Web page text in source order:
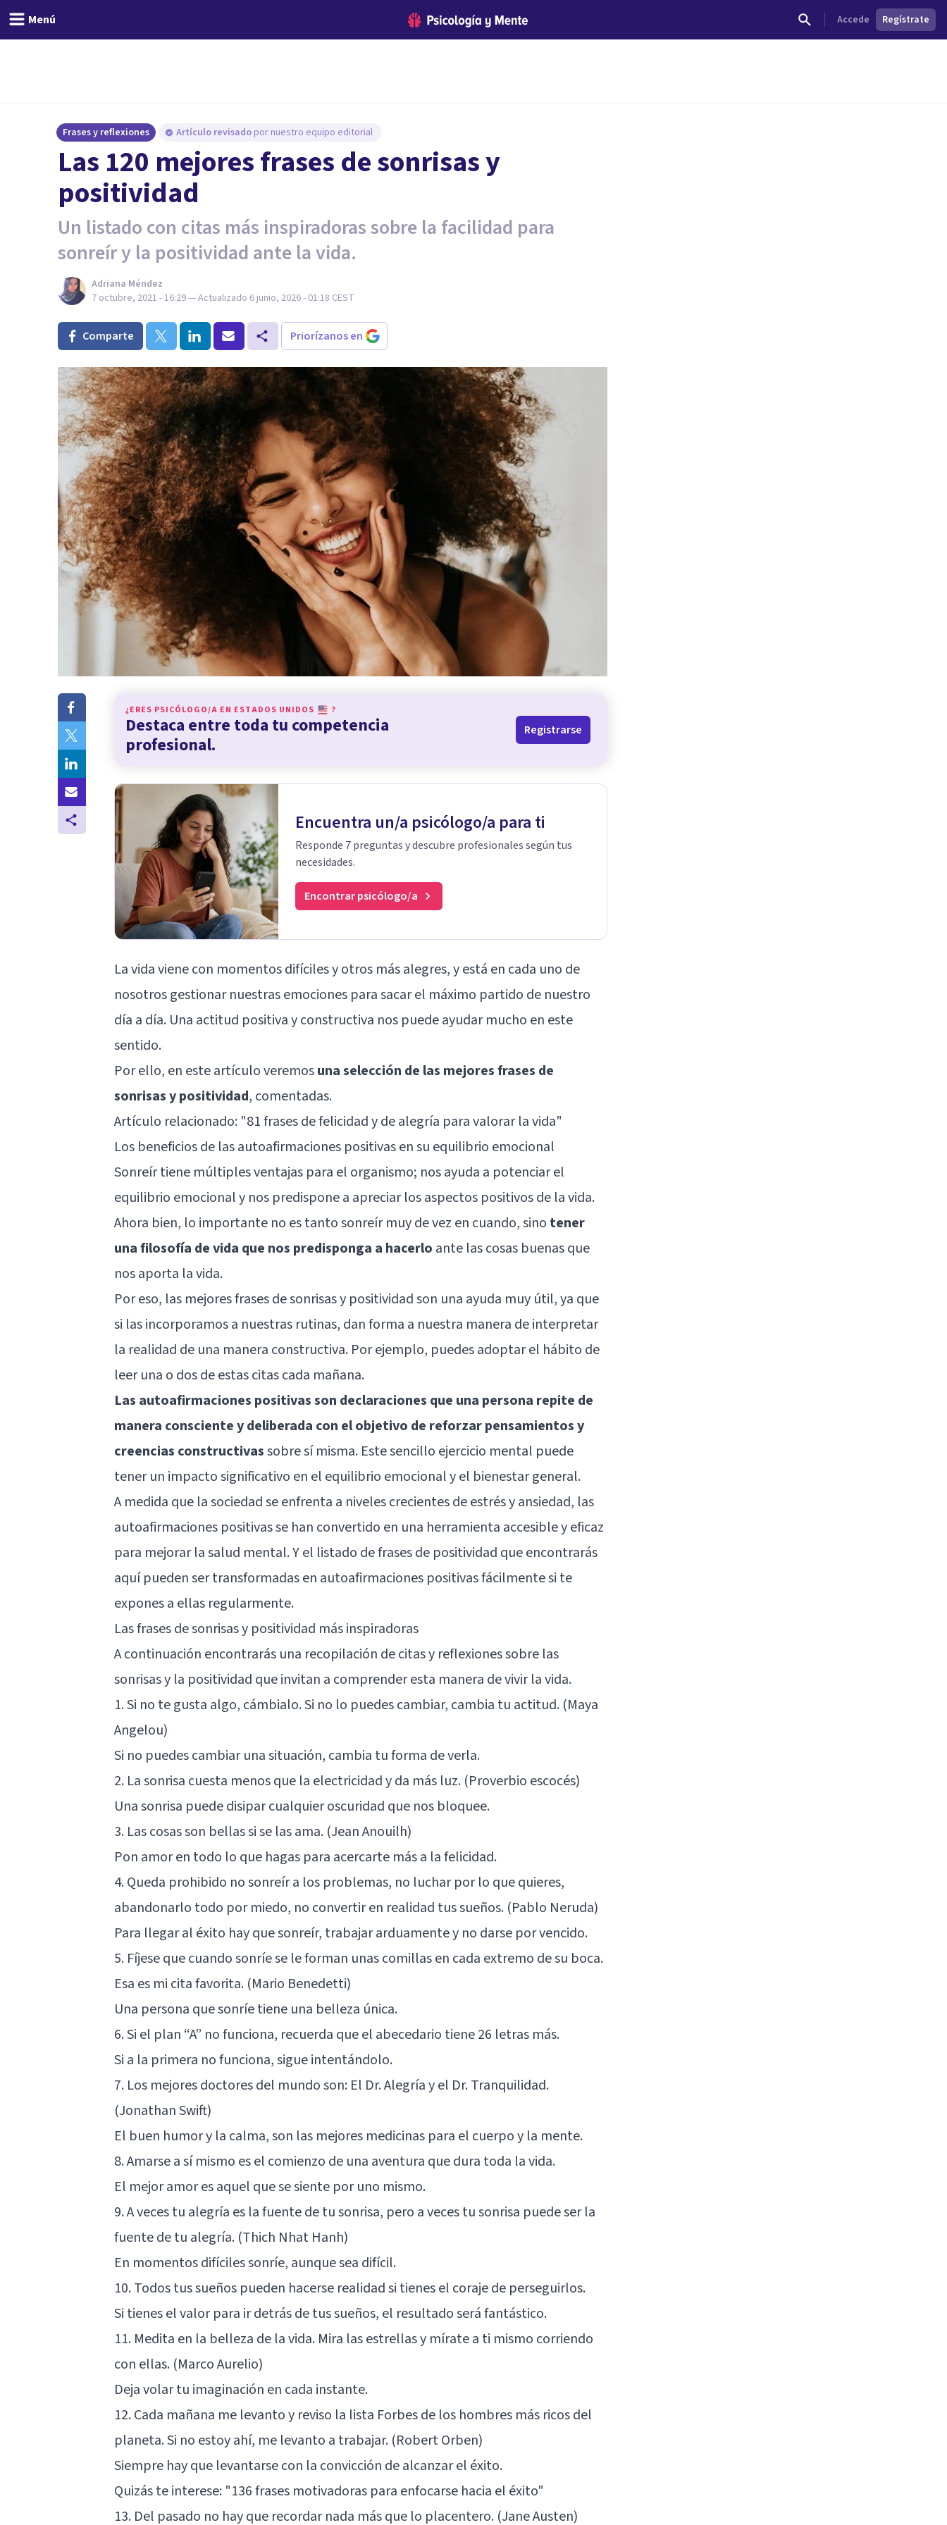
Menú Accede Regístrate
Frases y reflexiones Artículo revisado por nuestro equipo editorial
Las 120 mejores frases de sonrisas y
positividad
Un listado con citas más inspiradoras sobre la facilidad para
sonreír y la positividad ante la vida.
Adriana Méndez
7 octubre, 2021 - 16:29— Actualizado 6 junio, 2026 - 01:18 CEST
Comparte Priorízanos en
¿ERES PSICÓLOGO/A EN ESTADOS UNIDOS ?
Destaca entre toda tu competencia
profesional.
Registrarse
Encuentra un/a psicólogo/a para ti
Responde 7 preguntas y descubre profesionales según tus
necesidades.
Encontrar psicólogo/a
La vida viene con momentos difíciles y otros más alegres, y está en cada uno de
nosotros gestionar nuestras emociones para sacar el máximo partido de nuestro
día a día. Una actitud positiva y constructiva nos puede ayudar mucho en este
sentido.
Por ello, en este artículo veremosuna selección de las mejores frases de
sonrisas y positividad, comentadas.
Artículo relacionado: "81 frases de felicidad y de alegría para valorar la vida"
Los beneficios de las autoafirmaciones positivas en su equilibrio emocional
Sonreír tiene múltiples ventajas para el organismo; nos ayuda a potenciar el
equilibrio emocional y nos predispone a apreciar los aspectos positivos de la vida.
Ahora bien, lo importante no es tanto sonreír muy de vez en cuando, sino tener
una filosofía de vida que nos predisponga a hacerlo ante las cosas buenas que
nos aporta la vida.
Por eso, las mejores frases de sonrisas y positividad son una ayuda muy útil, ya que
si las incorporamos a nuestras rutinas, dan forma a nuestra manera de interpretar
la realidad de una manera constructiva. Por ejemplo, puedes adoptar el hábito de
leer una o dos de estas citas cada mañana.
Las autoafirmaciones positivas son declaraciones que una persona repite de
manera consciente y deliberada con el objetivo de reforzar pensamientos y
creencias constructivassobre sí misma. Este sencillo ejercicio mental puede
tener un impacto significativo en el equilibrio emocional y el bienestar general.
A medida que la sociedad se enfrenta a niveles crecientes de estrés y ansiedad, las
autoafirmaciones positivas se han convertido en una herramienta accesible y eficaz
para mejorar la salud mental. Y el listado de frases de positividad que encontrarás
aquí pueden ser transformadas en autoafirmaciones positivas fácilmente si te
expones a ellas regularmente.
Las frases de sonrisas y positividad más inspiradoras
A continuación encontrarás una recopilación de citas y reflexiones sobre las
sonrisas y la positividad que invitan a comprender esta manera de vivir la vida.
1. Si no te gusta algo, cámbialo. Si no lo puedes cambiar, cambia tu actitud. (Maya
Angelou)
Si no puedes cambiar una situación, cambia tu forma de verla.
2. La sonrisa cuesta menos que la electricidad y da más luz. (Proverbio escocés)
Una sonrisa puede disipar cualquier oscuridad que nos bloquee.
3. Las cosas son bellas si se las ama. (Jean Anouilh)
Pon amor en todo lo que hagas para acercarte más a la felicidad.
4. Queda prohibido no sonreír a los problemas, no luchar por lo que quieres,
abandonarlo todo por miedo, no convertir en realidad tus sueños. (Pablo Neruda)
Para llegar al éxito hay que sonreír, trabajar arduamente y no darse por vencido.
5. Fíjese que cuando sonríe se le forman unas comillas en cada extremo de su boca.
Esa es mi cita favorita. (Mario Benedetti)
Una persona que sonríe tiene una belleza única.
6. Si el plan “A” no funciona, recuerda que el abecedario tiene 26 letras más.
Si a la primera no funciona, sigue intentándolo.
7. Los mejores doctores del mundo son: El Dr. Alegría y el Dr. Tranquilidad.
(Jonathan Swift)
El buen humor y la calma, son las mejores medicinas para el cuerpo y la mente.
8. Amarse a sí mismo es el comienzo de una aventura que dura toda la vida.
El mejor amor es aquel que se siente por uno mismo.
9. A veces tu alegría es la fuente de tu sonrisa, pero a veces tu sonrisa puede ser la
fuente de tu alegría. (Thich Nhat Hanh)
En momentos difíciles sonríe, aunque sea difícil.
10. Todos tus sueños pueden hacerse realidad si tienes el coraje de perseguirlos.
Si tienes el valor para ir detrás de tus sueños, el resultado será fantástico.
11. Medita en la belleza de la vida. Mira las estrellas y mírate a ti mismo corriendo
con ellas. (Marco Aurelio)
Deja volar tu imaginación en cada instante.
12. Cada mañana me levanto y reviso la lista Forbes de los hombres más ricos del
planeta. Si no estoy ahí, me levanto a trabajar. (Robert Orben)
Siempre hay que levantarse con la convicción de alcanzar el éxito.
Quizás te interese: "136 frases motivadoras para enfocarse hacia el éxito"
13. Del pasado no hay que recordar nada más que lo placentero. (Jane Austen)